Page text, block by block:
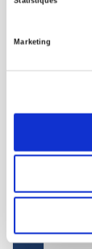
Marketing
FOREIGN RIGHTS
MY ACCOUNT
Future
La
Sep